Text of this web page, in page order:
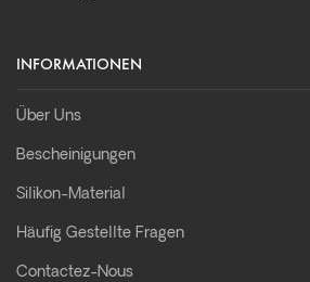
INFORMATIONEN
Über Uns
Bescheinigungen
Silikon-Material
Häufig Gestellte Fragen
Contactez-Nous